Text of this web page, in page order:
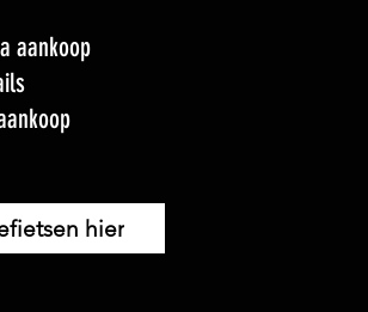
aankoop
hier